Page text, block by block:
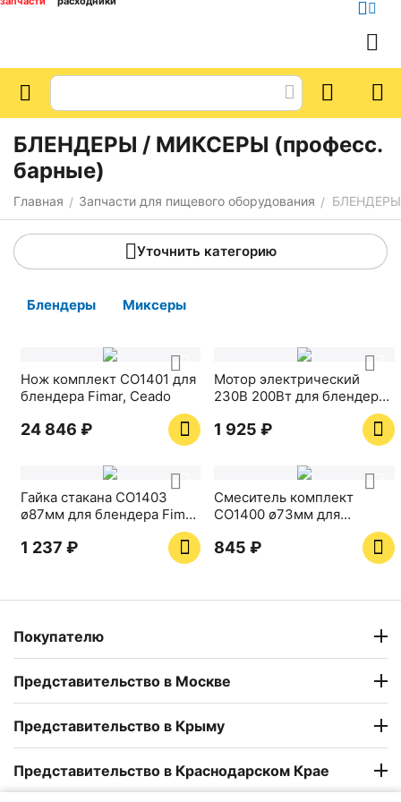
БЛЕНДЕРЫ / МИКСЕРЫ (професс.
барные)
Главная / Запчасти для пищевого оборудования /
Уточнить категорию
Блендеры Миксеры
Нож комплект CO1401 для
блендера Fimar, Ceado
24 846 ₽
Мотор электрический
230В 200Вт для блендера /
XRFR50)
1 925 ₽
Гайка стакана CO1403
ø87мм для блендера Fimar
1 237 ₽
Смеситель комплект
CO1400 ø73мм для
‍845‍ ₽
Покупателю
Представительство в Москве
Представительство в Крыму
Представительство в Краснодарском Крае